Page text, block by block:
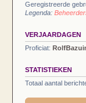
Geregistreerde
Legenda:
VERJAARDAGEN
Proficiat:
STATISTIEKEN
Totaal aantal